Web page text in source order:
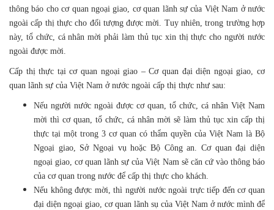
thông báo cho cơ quan ngoại giao, cơ quan lãnh sự của Việt Nam ở nước
ngoài cấp thị thực cho đối tượng được mời. Tuy nhiên, trong trường hợp
này, tổ chức, cá nhân mời phải làm thủ tục xin thị thực cho người nước
ngoài được mời.
Cấp thị thực tại cơ quan ngoại giao – Cơ quan đại diện ngoại giao, cơ
quan lãnh sự của Việt Nam ở nước ngoài cấp thị thực như sau:
Nếu người nước ngoài được cơ quan, tổ chức, cá nhân Việt Nam
mời thì cơ quan, tổ chức, cá nhân mời sẽ làm thủ tục xin cấp thị
thực tại một trong 3 cơ quan có thẩm quyền của Việt Nam là Bộ
Ngoại giao, Sở Ngoại vụ hoặc Bộ Công an. Cơ quan đại diện
ngoại giao, cơ quan lãnh sự của Việt Nam sẽ căn cứ vào thông báo
của cơ quan trong nước để cấp thị thực cho khách.
Nếu không được mời, thì người nước ngoài trực tiếp đến cơ quan
đại diện ngoại giao, cơ quan lãnh sụ của Việt Nam ở nước mình để